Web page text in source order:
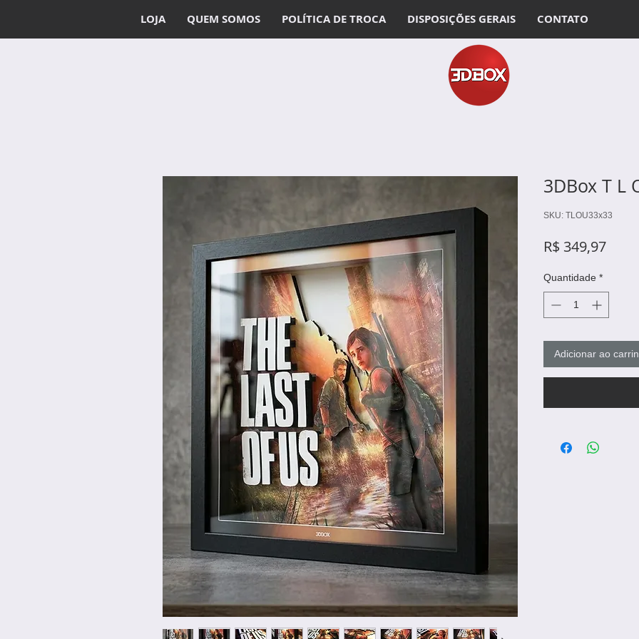
LOJA QUEM SOMOS POLÍTICA DE TROCA DISPOSIÇÕES GERAIS CONTATO
3DBox T L
SKU: TLOU33x33
R$ 349,97Preço
Quantidade *
Adicionar ao